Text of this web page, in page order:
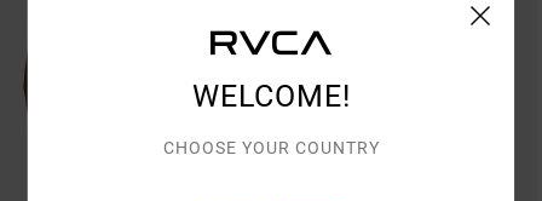
WELCOME!
CHOOSE YOUR COUNTRY